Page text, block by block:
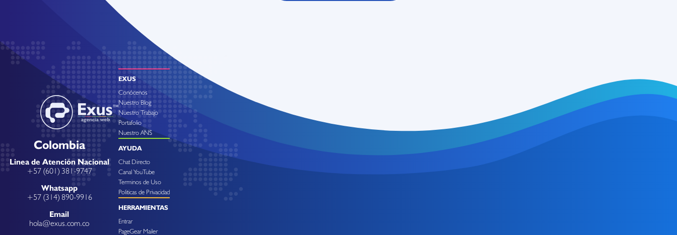
Colombia
Linea de Atención Nacional
+57 (601) 381-9747
Whatsapp
+57 (314) 890-9916
Email
hola@exus.com.co
EXUS
Conócenos
Nuestro Blog
Nuestro Trabajo
Portafolio
Nuestro ANS
AYUDA
Chat Directo
Canal YouTube
Terminos de Uso
Politicas de Privacidad
HERRAMIENTAS
Entrar
PageGear Mailer